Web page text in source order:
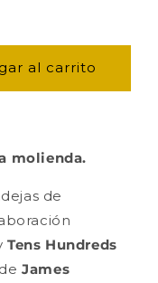
al carrito
molienda.
de
Tens Hundreds
deJames